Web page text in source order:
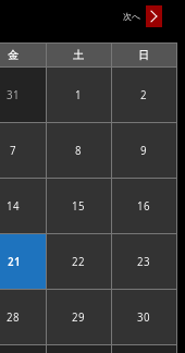
次へ
金
曜
土
曜
日
曜
312026.07.31 12026.08.01 2
72026.08.07 82026.08.08 9
142026.08.14 152026.08.15 16
212026.08.21 222026.08.22 23
282026.08.28 292026.08.29 30